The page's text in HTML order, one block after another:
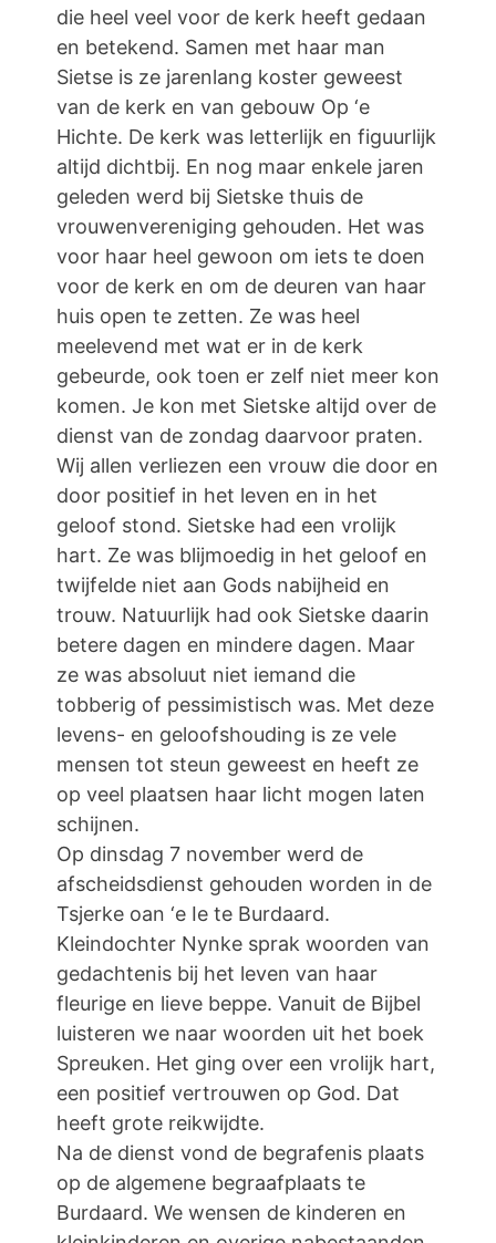
die heel veel voor de kerk heeft gedaan
en betekend. Samen met haar man
Sietse is ze jarenlang koster geweest
van de kerk en van gebouw Op ‘e
Hichte. De kerk was letterlijk en figuurlijk
altijd dichtbij. En nog maar enkele jaren
geleden werd bij Sietske thuis de
vrouwenvereniging gehouden. Het was
voor haar heel gewoon om iets te doen
voor de kerk en om de deuren van haar
huis open te zetten. Ze was heel
meelevend met wat er in de kerk
gebeurde, ook toen er zelf niet meer kon
komen. Je kon met Sietske altijd over de
dienst van de zondag daarvoor praten.
Wij allen verliezen een vrouw die door en
door positief in het leven en in het
geloof stond. Sietske had een vrolijk
hart. Ze was blijmoedig in het geloof en
twijfelde niet aan Gods nabijheid en
trouw. Natuurlijk had ook Sietske daarin
betere dagen en mindere dagen. Maar
ze was absoluut niet iemand die
tobberig of pessimistisch was. Met deze
levens- en geloofshouding is ze vele
mensen tot steun geweest en heeft ze
op veel plaatsen haar licht mogen laten
schijnen.
Op dinsdag 7 november werd de
afscheidsdienst gehouden worden in de
Tsjerke oan ‘e Ie te Burdaard.
Kleindochter Nynke sprak woorden van
gedachtenis bij het leven van haar
fleurige en lieve beppe. Vanuit de Bijbel
luisteren we naar woorden uit het boek
Spreuken. Het ging over een vrolijk hart,
een positief vertrouwen op God. Dat
heeft grote reikwijdte.
Na de dienst vond de begrafenis plaats
op de algemene begraafplaats te
Burdaard. We wensen de kinderen en